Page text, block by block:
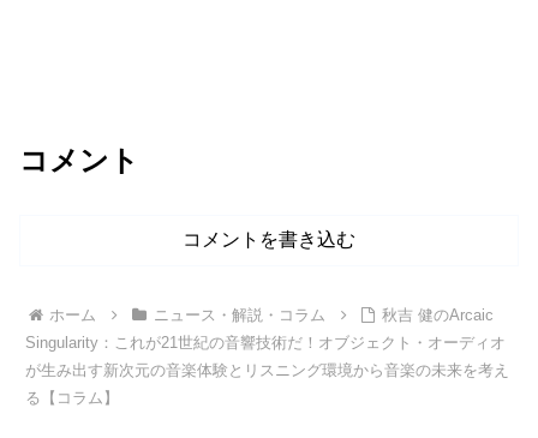
コメント
コメントを書き込む
ホーム ニュース・解説・コラム
秋吉 健のArcaic
Singularity：これが21世紀の音響技術だ！オブジェクト・オーディオ
が生み出す新次元の音楽体験とリスニング環境から音楽の未来を考え
る【コラム】